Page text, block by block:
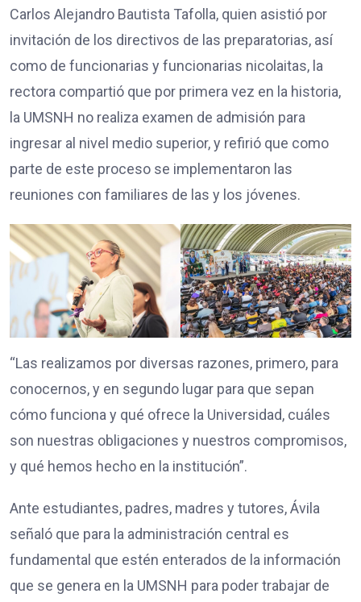
Carlos Alejandro Bautista Tafolla, quien asistió por
invitación de los directivos de las preparatorias, así
como de funcionarias y funcionarias nicolaitas, la
rectora compartió que por primera vez en la historia,
la UMSNH no realiza examen de admisión para
ingresar al nivel medio superior, y refirió que como
parte de este proceso se implementaron las
reuniones con familiares de las y los jóvenes.
“Las realizamos por diversas razones, primero, para
conocernos, y en segundo lugar para que sepan
cómo funciona y qué ofrece la Universidad, cuáles
son nuestras obligaciones y nuestros compromisos,
y qué hemos hecho en la institución”.
Ante estudiantes, padres, madres y tutores, Ávila
señaló que para la administración central es
fundamental que estén enterados de la información
que se genera en la UMSNH para poder trabajar de